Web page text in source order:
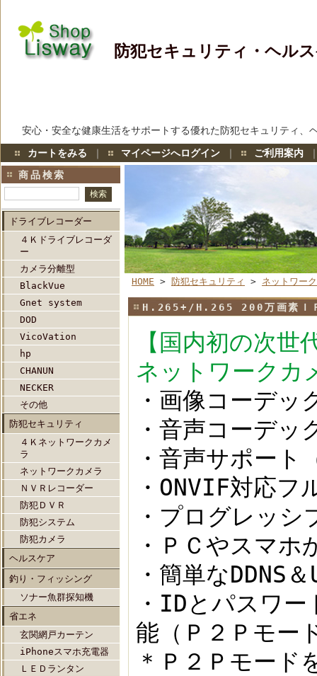
防犯セキュリティ・ヘル
安心・安全な健康生活をサポートする優れた防犯セキュリティ、
カートをみる ｜ マイページへログイン ｜ ご利用案内
商品検索
ドライブレコーダー
４Ｋドライブレコーダ
ー
カメラ分離型
BlackVue
Gnet system
DOD
VicoVation
hp
CHANUN
NECKER
その他
防犯セキュリティ
４Ｋネットワークカメ
ラ
ネットワークカメラ
ＮＶＲレコーダー
防犯ＤＶＲ
防犯システム
防犯カメラ
ヘルスケア
釣り・フィッシング
ソナー魚群探知機
省エネ
玄関網戸カーテン
iPhoneスマホ充電器
ＬＥＤランタン
HOME > 防犯セキュリティ > ネットワー
H.265+/H.265 200万画素Ｉ
【国内初の次
ネットワークカ
・画像コーデ
・音声コーデッ
・音声サポート
・ONVIF対応
・プログレッシ
・ＰＣやスマホ
・簡単なDDNS
・IDとパスワ
能（Ｐ２Ｐモー
＊Ｐ２Ｐモード